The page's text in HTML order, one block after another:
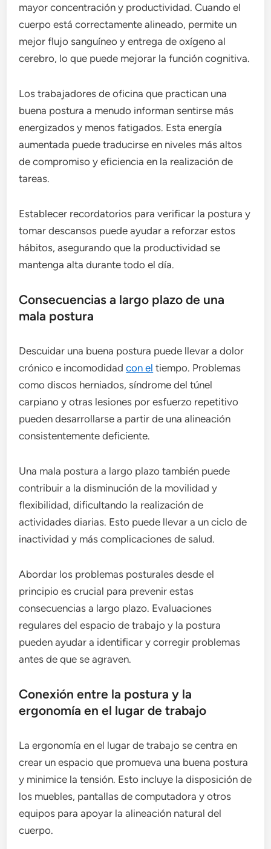
mayor concentración y productividad. Cuando el
cuerpo está correctamente alineado, permite un
mejor flujo sanguíneo y entrega de oxígeno al
cerebro, lo que puede mejorar la función cognitiva.
Los trabajadores de oficina que practican una
buena postura a menudo informan sentirse más
energizados y menos fatigados. Esta energía
aumentada puede traducirse en niveles más altos
de compromiso y eficiencia en la realización de
tareas.
Establecer recordatorios para verificar la postura y
tomar descansos puede ayudar a reforzar estos
hábitos, asegurando que la productividad se
mantenga alta durante todo el día.
Consecuencias a largo plazo de una
mala postura
Descuidar una buena postura puede llevar a dolor
crónico e incomodidadcon el tiempo. Problemas
como discos herniados, síndrome del túnel
carpiano y otras lesiones por esfuerzo repetitivo
pueden desarrollarse a partir de una alineación
consistentemente deficiente.
Una mala postura a largo plazo también puede
contribuir a la disminución de la movilidad y
flexibilidad, dificultando la realización de
actividades diarias. Esto puede llevar a un ciclo de
inactividad y más complicaciones de salud.
Abordar los problemas posturales desde el
principio es crucial para prevenir estas
consecuencias a largo plazo. Evaluaciones
regulares del espacio de trabajo y la postura
pueden ayudar a identificar y corregir problemas
antes de que se agraven.
Conexión entre la postura y la
ergonomía en el lugar de trabajo
La ergonomía en el lugar de trabajo se centra en
crear un espacio que promueva una buena postura
y minimice la tensión. Esto incluye la disposición de
los muebles, pantallas de computadora y otros
equipos para apoyar la alineación natural del
cuerpo.